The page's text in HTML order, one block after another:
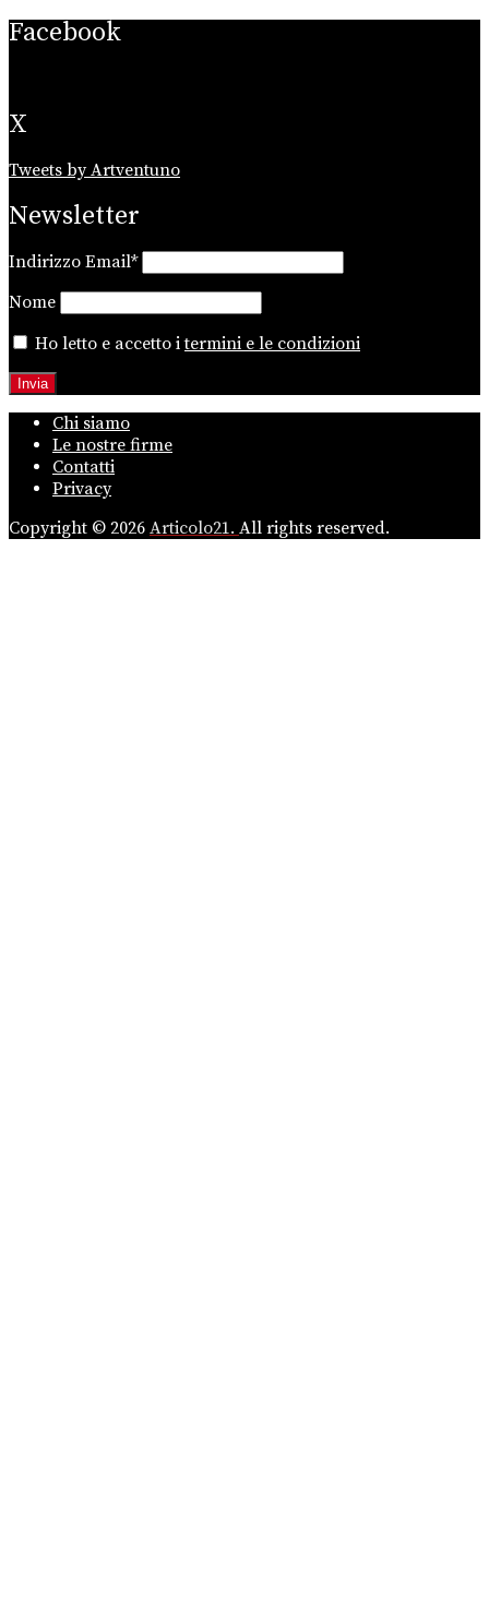
Facebook
X
Tweets by Artventuno
Newsletter
Indirizzo Email*
Nome
Ho letto e accetto itermini e le condizioni
Chi siamo
Le nostre firme
Contatti
Privacy
Copyright © 2026 Articolo21. All rights reserved.